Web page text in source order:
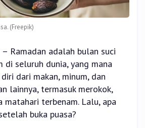
(Freepik)
Ramadan adalah bulan suci
di seluruh dunia, yang mana
dari makan, minum, dan
lainnya, termasuk merokok,
matahari terbenam. Lalu, apa
buka puasa?